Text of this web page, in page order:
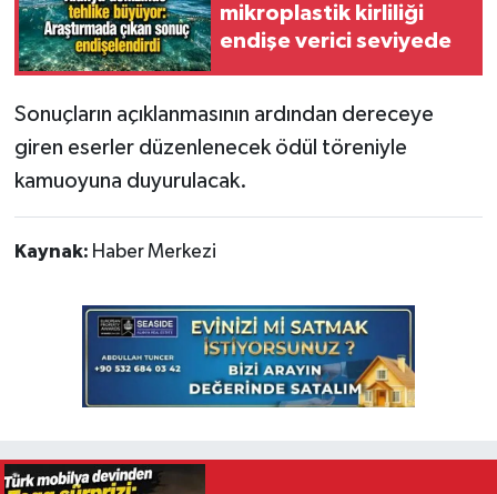
mikroplastik kirliliği
endişe verici seviyede
Sonuçların açıklanmasının ardından dereceye
giren eserler düzenlenecek ödül töreniyle
kamuoyuna duyurulacak.
Kaynak: Haber Merkezi